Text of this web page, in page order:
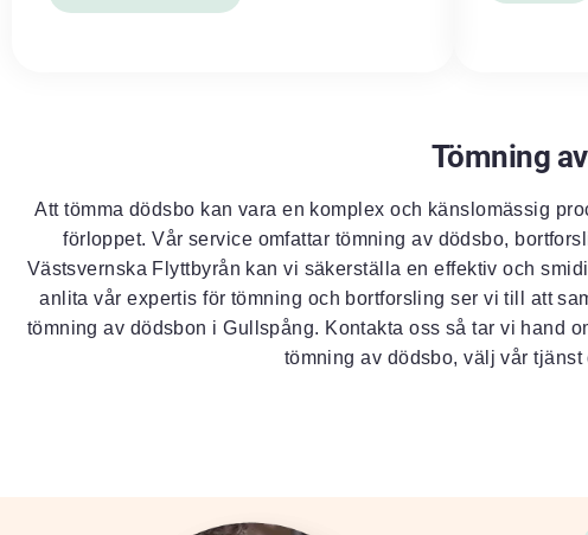
Tömning
Att tömma dödsbo kan vara en komplex och känslomässig
förloppet. Vår service omfattar tömning av dödsbo,
Västsvernska Flyttbyrån kan vi säkerställa en effektiv och
anlita vår expertis för tömning och bortforsling ser vi till att
tömning av dödsbon i Gullspång. Kontakta oss så tar vi hand
tömning av dödsbo, välj vår